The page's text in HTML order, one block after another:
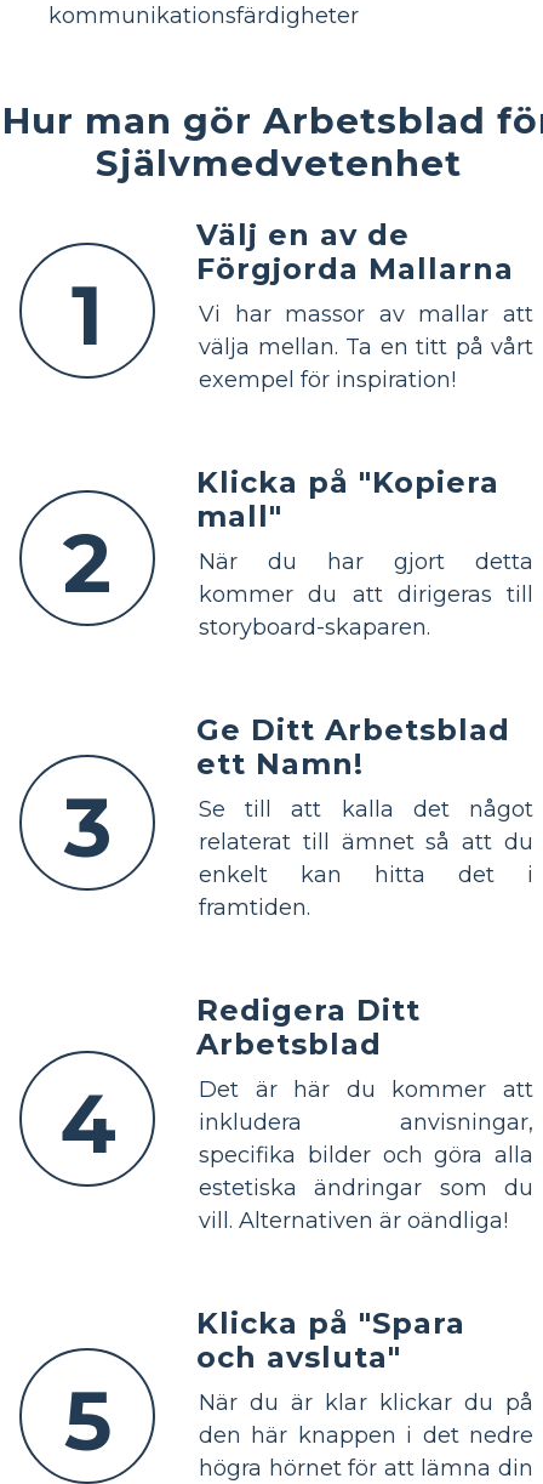
kommunikationsfärdigheter
Hur man gör Arbetsblad
Självmedvetenhet
1
Välj en av de
Förgjorda Mallarna
Vi har massor av mallar att
välja mellan. Ta en titt på vårt
exempel för inspiration!
2
Klicka på "Kopiera
mall"
När du har gjort detta
kommer du att dirigeras till
storyboard-skaparen.
3
Ge Ditt Arbetsblad
ett Namn!
Se till att kalla det något
relaterat till ämnet så att du
enkelt kan hitta det i
framtiden.
4
Redigera Ditt
Arbetsblad
Det är här du kommer att
inkludera anvisningar,
specifika bilder och göra alla
estetiska ändringar som du
vill. Alternativen är oändliga!
5
Klicka på "Spara
och avsluta"
När du är klar klickar du på
den här knappen i det nedre
högra hörnet för att lämna din